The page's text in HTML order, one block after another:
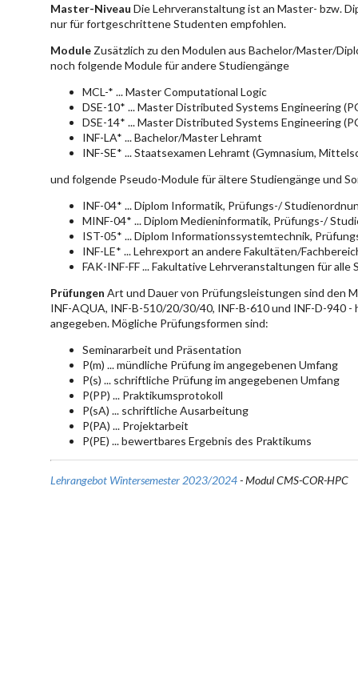
Master-Niveau Die Lehrveranstaltung ist an Master- bzw.
nur für fortgeschrittene Studenten empfohlen.
Module Zusätzlich zu den Modulen aus Bachelor/Master/
noch folgende Module für andere Studiengänge
MCL-* ... Master Computational Logic
DSE-10* ... Master Distributed Systems Engineering
DSE-14* ... Master Distributed Systems Engineering
INF-LA* ... Bachelor/Master Lehramt
INF-SE* ... Staatsexamen Lehramt (Gymnasium,
und folgende Pseudo-Module für ältere Studiengänge und
INF-04* ... Diplom Informatik, Prüfungs-/
MINF-04* ... Diplom Medieninformatik, Prüfungs-/
IST-05* ... Diplom Informationssystemtechnik,
INF-LE* ... Lehrexport an andere Fakultäten/
FAK-INF-FF ... Fakultative Lehrveranstaltungen für
Prüfungen Art und Dauer von Prüfungsleistungen sind den
INF-AQUA, INF-B-510/20/30/40, INF-B-610 und INF-D-940
angegeben. Mögliche Prüfungsformen sind:
Seminararbeit und Präsentation
P(m) ... mündliche Prüfung im angegebenen Umfang
P(s) ... schriftliche Prüfung im angegebenen Umfang
P(PP) ... Praktikumsprotokoll
P(sA) ... schriftliche Ausarbeitung
P(PA) ... Projektarbeit
P(PE) ... bewertbares Ergebnis des Praktikums
Lehrangebot Wintersemester 2023/2024- Modul CMS-COR-HPC